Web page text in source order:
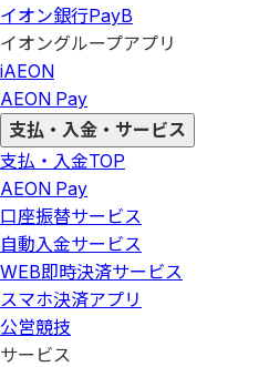
イオン銀行PayB
イオングループアプリ
iAEON
AEON Pay
支払・入金・サービス
支払・入金TOP
AEON Pay
口座振替サービス
自動入金サービス
WEB即時決済サービス
スマホ決済アプリ
公営競技
サービス